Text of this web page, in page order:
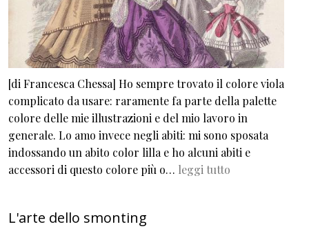
[di Francesca Chessa] Ho sempre trovato il colore viola
complicato da usare: raramente fa parte della palette
colore delle mie illustrazioni e del mio lavoro in
generale. Lo amo invece negli abiti: mi sono sposata
indossando un abito color lilla e ho alcuni abiti e
accessori di questo colore più o… leggi tutto
L'arte dello smonting